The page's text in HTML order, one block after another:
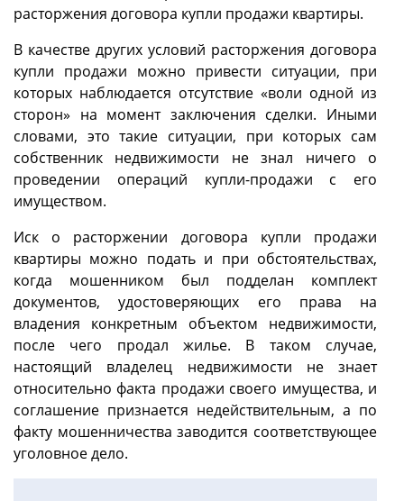
расторжения договора купли продажи квартиры.
В качестве других условий расторжения договора
купли продажи можно привести ситуации, при
которых наблюдается отсутствие «воли одной из
сторон» на момент заключения сделки. Иными
словами, это такие ситуации, при которых сам
собственник недвижимости не знал ничего о
проведении операций купли-продажи с его
имуществом.
Иск о расторжении договора купли продажи
квартиры можно подать и при обстоятельствах,
когда мошенником был подделан комплект
документов, удостоверяющих его права на
владения конкретным объектом недвижимости,
после чего продал жилье. В таком случае,
настоящий владелец недвижимости не знает
относительно факта продажи своего имущества, и
соглашение признается недействительным, а по
факту мошенничества заводится соответствующее
уголовное дело.